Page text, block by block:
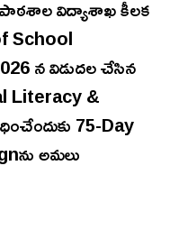
విద్యాశాఖ కీలక
School
న విడుదల చేసిన
Literacy &
75-Day
అమలు